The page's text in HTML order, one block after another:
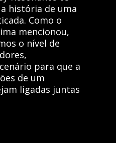
história de uma
Como o
mencionou,
o nível de
para que a
de um
ligadas juntas